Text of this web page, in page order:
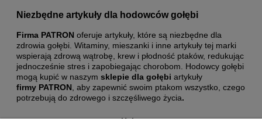
Niezbędne artykuły dla hodowców gołębi
Firma PATRON oferuje artykuły, które są niezbędne dla
zdrowia gołębi. Witaminy, mieszanki i inne artykuły tej marki
wspierają zdrową wątrobę, krew i płodność ptaków, redukując
jednocześnie stres i zapobiegając chorobom. Hodowcy gołębi
mogą kupić w naszym sklepie dla gołębi artykuły
firmy PATRON , aby zapewnić swoim ptakom wszystko, czego
potrzebują do zdrowego i szczęśliwego życia.
Help